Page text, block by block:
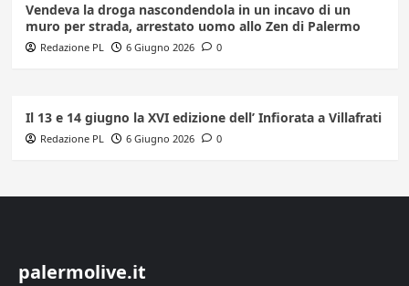
Vendeva la droga nascondendola in un incavo di un
muro per strada, arrestato uomo allo Zen di Palermo
Redazione PL 6 Giugno 2026 0
Il 13 e 14 giugno la XVI edizione dell’ Infiorata a Villafrati
Redazione PL 6 Giugno 2026 0
palermolive.it